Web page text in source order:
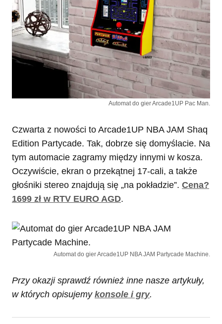
Automat do gier Arcade1UP Pac Man.
Czwarta z nowości to Arcade1UP NBA JAM Shaq
Edition Partycade. Tak, dobrze się domyślacie. Na
tym automacie zagramy między innymi w kosza.
Oczywiście, ekran o przekątnej 17-cali, a także
głośniki stereo znajdują się „na pokładzie”. Cena?
1699 zł w RTV EURO AGD.
Automat do gier Arcade1UP NBA JAM Partycade Machine.
Przy okazji sprawdź również inne nasze artykuły,
w których opisujemy konsole i gry.